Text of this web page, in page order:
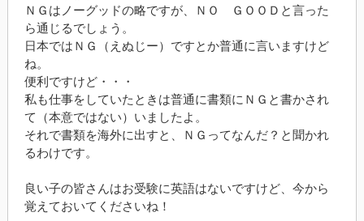
ＮＧはノーグッドの略ですが、ＮＯ ＧＯＯＤと言った
ら通じるでしょう。
日本ではＮＧ（えぬじー）ですとか普通に言いますけど
ね。
便利ですけど・・・
私も仕事をしていたときは普通に書類にＮＧと書かされ
て（本意ではない）いましたよ。
それで書類を海外に出すと、ＮＧってなんだ？と聞かれ
るわけです。
良い子の皆さんはお受験に英語はないですけど、今から
覚えておいてくださいね！